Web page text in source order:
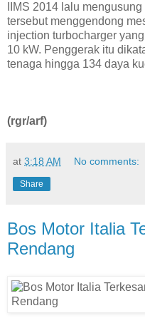
IIMS 2014 lalu
tersebut menggendong
injection turbocharger
10 kW. Penggerak itu
tenaga hingga 134 daya
(rgr/arf)
at 3:18 AM No comments:
Share
Bos Motor Italia
Rendang